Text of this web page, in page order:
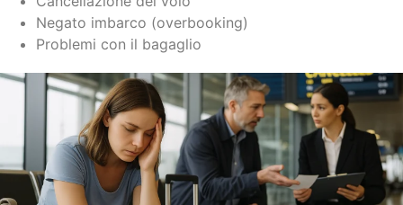
Negato imbarco (overbooking)
Problemi con il bagaglio